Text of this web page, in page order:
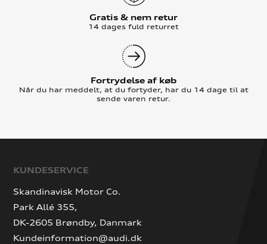
Gratis & nem retur
14 dages fuld returret
Fortrydelse af køb
Når du har meddelt, at du fortyder, har du 14 dage til at
sende varen retur.
KUNDESERVICE
Skandinavisk Motor Co.
Park Allé 355,
DK-2605 Brøndby, Danmark
Kundeinformation@audi.dk